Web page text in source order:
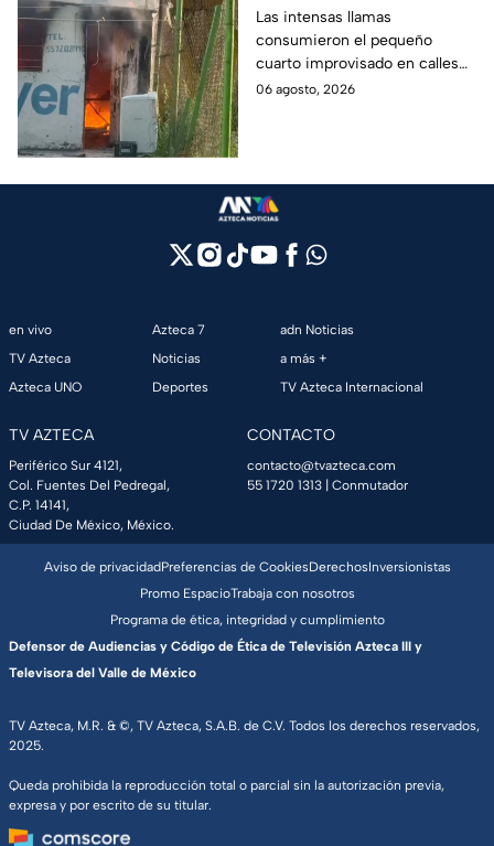
improvisado en la
Industrial Vallejo;
rompen cadenas para
combatir las llamas
Las intensas llamas
consumieron el pequeño
cuarto improvisado en calles
de Azcapotzalco; bomberos
06 agosto, 2026
en vivo
TV Azteca
Azteca UNO
Azteca 7
Noticias
Deportes
adn Noticias
a más +
TV Azteca Internacional
TV AZTECA
Periférico Sur 4121,
Col. Fuentes Del Pedregal,
C.P. 14141,
Ciudad De México, México.
CONTACTO
contacto@tvazteca.com
55 1720 1313 | Conmutador
TV Azteca, M.R. & ©, TV Azteca, S.A.B. de C.V. Todos los derechos reservados,
2025.
Queda prohibida la reproducción total o parcial sin la autorización previa,
expresa y por escrito de su titular.
Aviso de privacidadPreferencias de CookiesDerechosInversionistas
Promo EspacioTrabaja con nosotros
Programa de ética, integridad y cumplimiento
Defensor de Audiencias y Código de Ética de Televisión Azteca III y
Televisora del Valle de México